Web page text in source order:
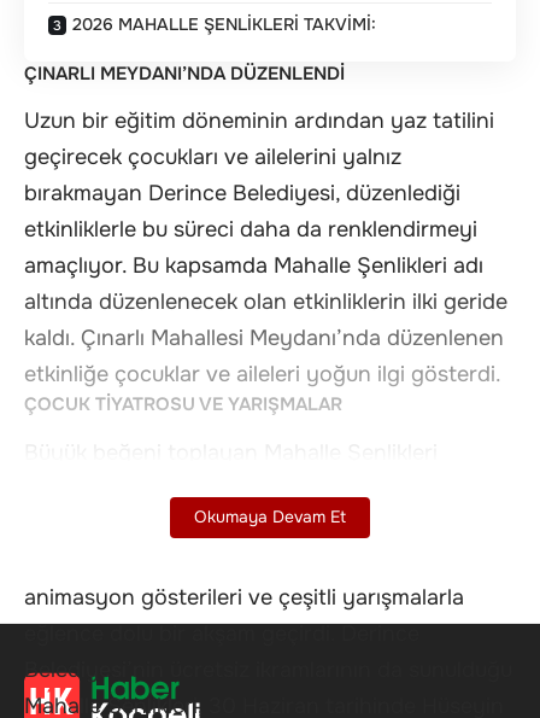
2026 MAHALLE ŞENLİKLERİ TAKVİMİ:
ÇINARLI MEYDANI’NDA DÜZENLENDİ
Uzun bir eğitim döneminin ardından yaz tatilini
geçirecek çocukları ve ailelerini yalnız
bırakmayan Derince Belediyesi, düzenlediği
etkinliklerle bu süreci daha da renklendirmeyi
amaçlıyor. Bu kapsamda Mahalle Şenlikleri adı
altında düzenlenecek olan etkinliklerin ilki geride
kaldı. Çınarlı Mahallesi Meydanı’nda düzenlenen
etkinliğe çocuklar ve aileleri yoğun ilgi gösterdi.
ÇOCUK TİYATROSU VE YARIŞMALAR
oyun parkurları, yüz boyama etkinlikleri,
animasyon gösterileri ve çeşitli yarışmalarla
Belediyesi’nin ücretsiz ikramlarının da sunulduğu
Mahalle Şenlikleri, 30 Haziran tarihinde Hüseyin
Okumaya Devam Et